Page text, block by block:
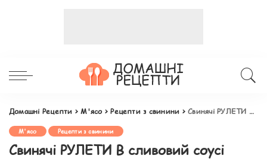
Домашні Рецепти >М'ясо>Рецепти з свинини >Свинячі РУЛЕТИ В сливовий соусі
М'ясо Рецепти з свинини
Свинячі РУЛЕТИ В сливовий соусі